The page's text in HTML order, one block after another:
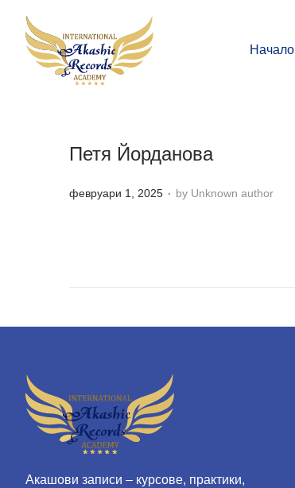
Начало
Петя Йорданова
P
o
февруари 1, 2025 . by Unknown author
Акашови записи – курсове, практики,